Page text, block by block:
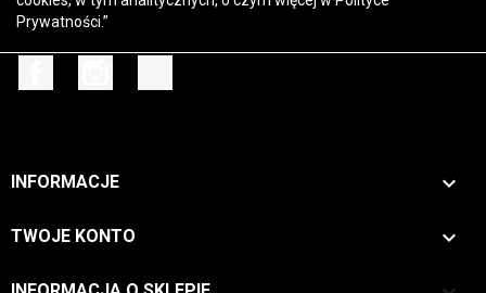
Prywatności.”
INFORMACJE 
TWOJE KONTO 